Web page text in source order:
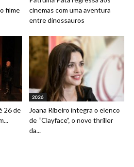
filme
cinemas com uma aventura
entre dinossauros
26 de
2026
Joana Ribeiro integra o elenco
de “Clayface”, o novo thriller
da...